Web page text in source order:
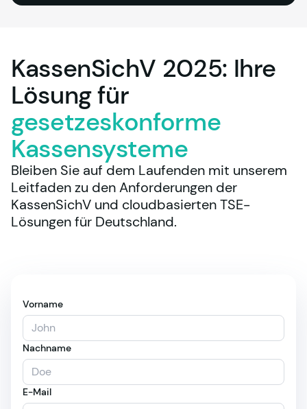
KassenSichV 2025: Ihre
Lösung für
gesetzeskonforme
Kassensysteme
Bleiben Sie auf dem Laufenden mit unserem
Leitfaden zu den Anforderungen der
KassenSichV und cloudbasierten TSE-
Lösungen für Deutschland.
Vorname
Nachname
E-Mail